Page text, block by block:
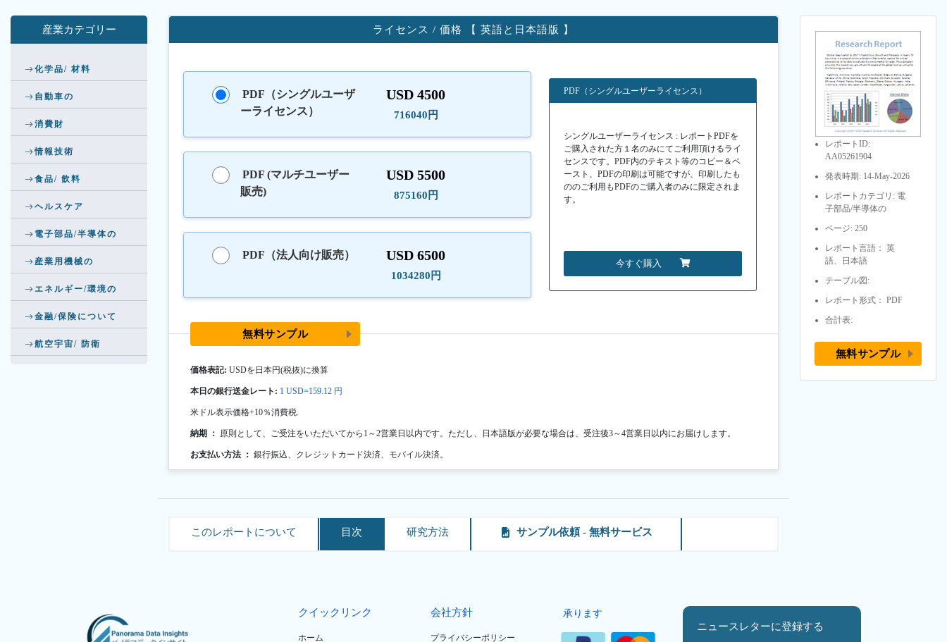
産業カテゴリー
化学品/ 材料
自動車の
消費財
情報技術
食品/ 飲料
ヘルスケア
電子部品/半導体の
産業用機械の
エネルギー/環境の
金融/保険について
航空宇宙/ 防衛
ライセンス / 価格 【 英語と日本語版 】
PDF（シングルユーザ
ーライセンス）
USD 4500
716040円
PDF (マルチユーザー
販売)
USD 5500
875160円
PDF（法人向け販売） USD 6500
1034280円
PDF（シングルユーザーライセンス）
シングルユーザーライセンス : レポートPDFを
ご購入された方１名のみにてご利用頂けるライ
センスです。PDF内のテキスト等のコピー＆ペ
ースト、PDFの印刷は可能ですが、印刷したも
ののご利用もPDFのご購入者のみに限定されま
す。
今すぐ購入
無料サンプル
価格表記: USDを日本円(税抜)に換算
本日の銀行送金レート: 1 USD=159.12 円
米ドル表示価格+10％消費税.
納期 ： 原則として、ご受注をいただいてから1～2営業日以内です。ただし、日本語版が必要な場合は、受注後3～4営業日以内にお届けします。
お支払い方法 ： 銀行振込、クレジットカード決済、モバイル決済。
このレポートについて 目次 研究方法 サンプル依頼 - 無料サービス
レポートID:
AA05261904
発表時期: 14-May-2026
レポートカテゴリ: 電
子部品/半導体の
ページ: 250
レポート言語： 英
語、日本語
テーブル図:
レポート形式： PDF
合計表:
無料サンプル
クイックリンク
ホーム
会社方針
プライバシーポリシー
承ります
ニュースレターに登録する